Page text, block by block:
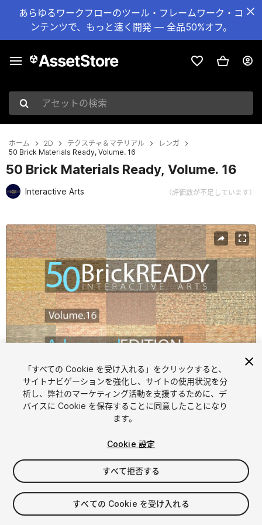
あらゆるワークフローのツール・フレームワーク・コ
ンテンツで、もっと速く開発 — 全品50%オフ。
アセットの検索
ホーム 2D テクスチャ＆マテリアル
レンガ
50 Brick Materials Ready, Volume. 16
50 Brick Materials Ready, Volume. 16
Interactive Arts （評価数が不足しています）
現在のスライド：1 / 54
1/ 54
$9.99
消費税は決済時に計算されます
「すべての Cookie を受け入れる」をクリックすると、
サイトナビゲーションを強化し、サイトの使用状況を分
析し、弊社のマーケティング活動を支援するために、デ
バイスに Cookie を保存することに同意したことになり
ます。
Cookie 設定
すべて拒否する
すべての Cookie を受け入れる